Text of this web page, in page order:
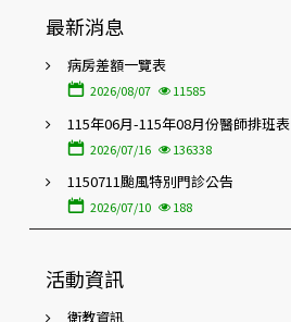
最新消息
病房差額一覽表
2026/08/07 11585
115年06月-115年08月份醫師排班表
2026/07/16 136338
1150711颱風特別門診公告
2026/07/10 188
活動資訊
衛教資訊